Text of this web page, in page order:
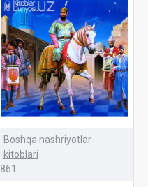
Boshqa nashriyotlar
kitoblari
861